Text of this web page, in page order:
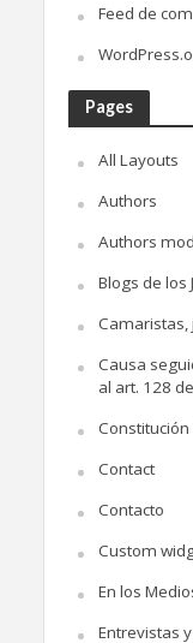
Feed de
Pages
All Layouts
Authors
Authors
Blogs de los
Camaristas,
Causa
al art. 128
Contact
Contacto
Custom
En los
Entrevistas